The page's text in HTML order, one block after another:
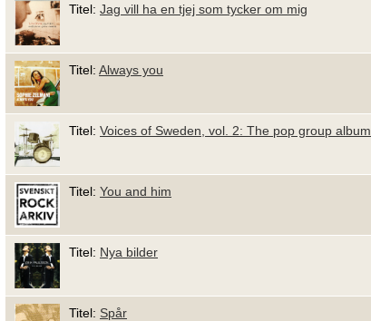
Titel: Jag vill ha en tjej som tycker om mig
Titel: Always you
Titel: Voices of Sweden, vol. 2: The pop group album
Titel: You and him
Titel: Nya bilder
Titel: Spår